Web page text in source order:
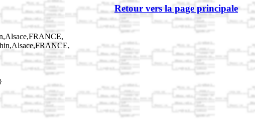
Retour vers la page principale